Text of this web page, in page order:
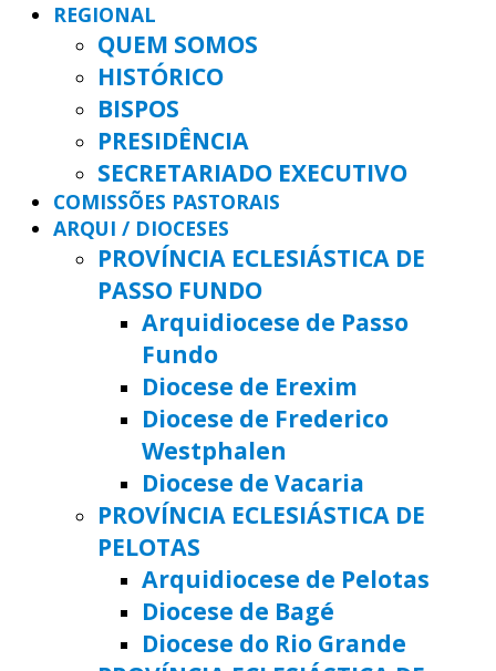
REGIONAL
QUEM SOMOS
HISTÓRICO
BISPOS
PRESIDÊNCIA
SECRETARIADO EXECUTIVO
COMISSÕES PASTORAIS
ARQUI / DIOCESES
PROVÍNCIA ECLESIÁSTICA DE
PASSO FUNDO
Arquidiocese de Passo
Fundo
Diocese de Erexim
Diocese de Frederico
Westphalen
Diocese de Vacaria
PROVÍNCIA ECLESIÁSTICA DE
PELOTAS
Arquidiocese de Pelotas
Diocese de Bagé
Diocese do Rio Grande